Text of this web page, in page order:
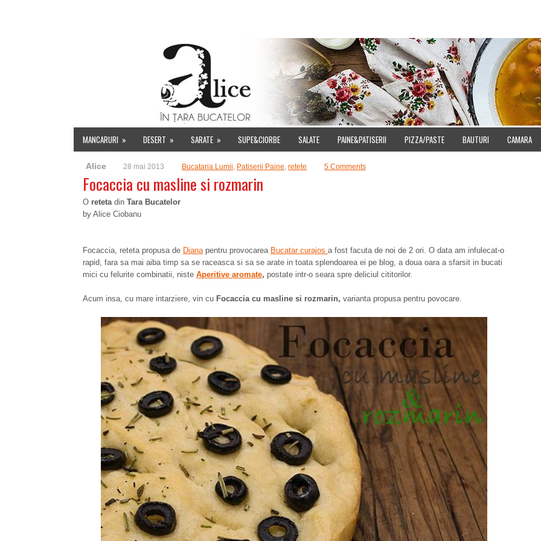
MANCARURI » DESERT » SARATE » SUPE&CIORBE SALATE PAINE&PATISERII PIZZA/PASTE BAUTURI CAMARA
Alice 28 mai 2013 Bucataria Lumii, Patiserii Paine, retete 5 Comments
Focaccia cu masline si rozmarin
O retetadin Tara Bucatelor
by Alice Ciobanu
Focaccia, reteta propusa de Dianapentru provocarea Bucatar curajos a fost facuta de noi de 2 ori. O data am infulecat-o
rapid, fara sa mai aiba timp sa se raceasca si sa se arate in toata splendoarea ei pe blog, a doua oara a sfarsit in bucati
mici cu felurite combinatii, niste Aperitive aromate, postate intr-o seara spre deliciul cititorilor.
Acum insa, cu mare intarziere, vin cu Focaccia cu masline si rozmarin, varianta propusa pentru povocare.